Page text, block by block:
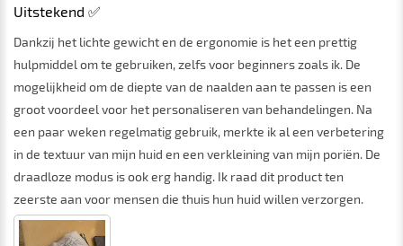
Uitstekend ✅
Dankzij het lichte gewicht en de ergonomie is het een prettig
hulpmiddel om te gebruiken, zelfs voor beginners zoals ik. De
mogelijkheid om de diepte van de naalden aan te passen is een
groot voordeel voor het personaliseren van behandelingen. Na
een paar weken regelmatig gebruik, merkte ik al een verbetering
in de textuur van mijn huid en een verkleining van mijn poriën. De
draadloze modus is ook erg handig. Ik raad dit product ten
zeerste aan voor mensen die thuis hun huid willen verzorgen.